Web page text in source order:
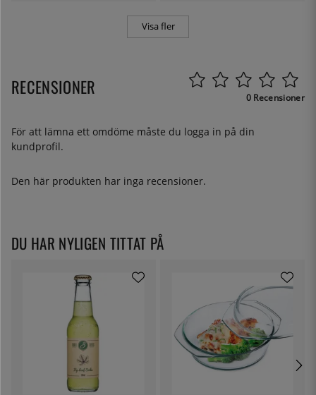
Visa fler
RECENSIONER 0 Recensioner
För att lämna ett omdöme måste du logga in på din
kundprofil.
Den här produkten har inga recensioner.
DU HAR NYLIGEN TITTAT PÅ